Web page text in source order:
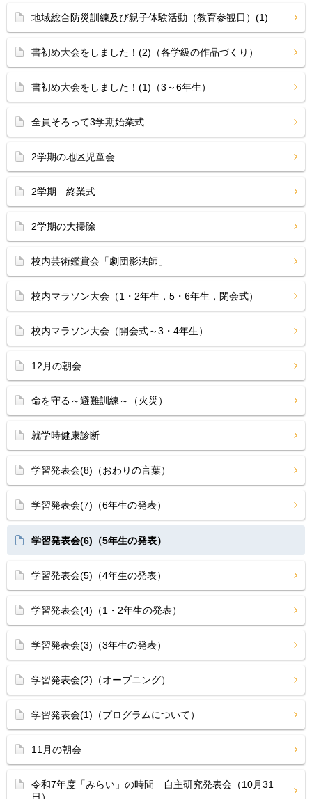
地域総合防災訓練及び親子体験活動（教育参観日）(1)
書初め大会をしました！(2)（各学級の作品づくり）
書初め大会をしました！(1)（3～6年生）
全員そろって3学期始業式
2学期の地区児童会
2学期 終業式
2学期の大掃除
校内芸術鑑賞会「劇団影法師」
校内マラソン大会（1・2年生，5・6年生，閉会式）
校内マラソン大会（開会式～3・4年生）
12月の朝会
命を守る～避難訓練～（火災）
就学時健康診断
学習発表会(8)（おわりの言葉）
学習発表会(7)（6年生の発表）
学習発表会(6)（5年生の発表）
学習発表会(5)（4年生の発表）
学習発表会(4)（1・2年生の発表）
学習発表会(3)（3年生の発表）
学習発表会(2)（オープニング）
学習発表会(1)（プログラムについて）
11月の朝会
令和7年度「みらい」の時間 自主研究発表会（10月31